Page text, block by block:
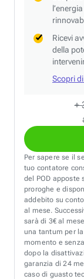
+
Ricevi
della
Scopri
Per sapere se il
tuo contatore
del POD apposte
proroghe e
addebito su
al mese.
sarà di 3€ al
una tantum per
momento e
dopo la
garanzia di 24
caso di guasto